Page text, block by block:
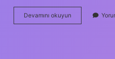
Devamını okuyun
Son